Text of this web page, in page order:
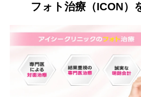
フォト治療（ICON）